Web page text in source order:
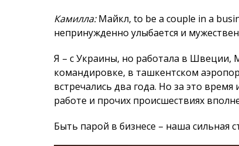
Быть парой в бизнесе – наша сильная